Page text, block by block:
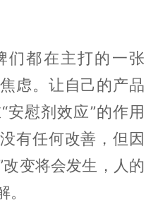
们都在主打的一张
虑。让自己的产品
安慰剂效应”的作用
有任何改善，但因
改变将会发生，人的